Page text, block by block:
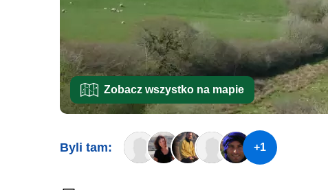
Zobacz wszystko na mapie
Byli tam: +1